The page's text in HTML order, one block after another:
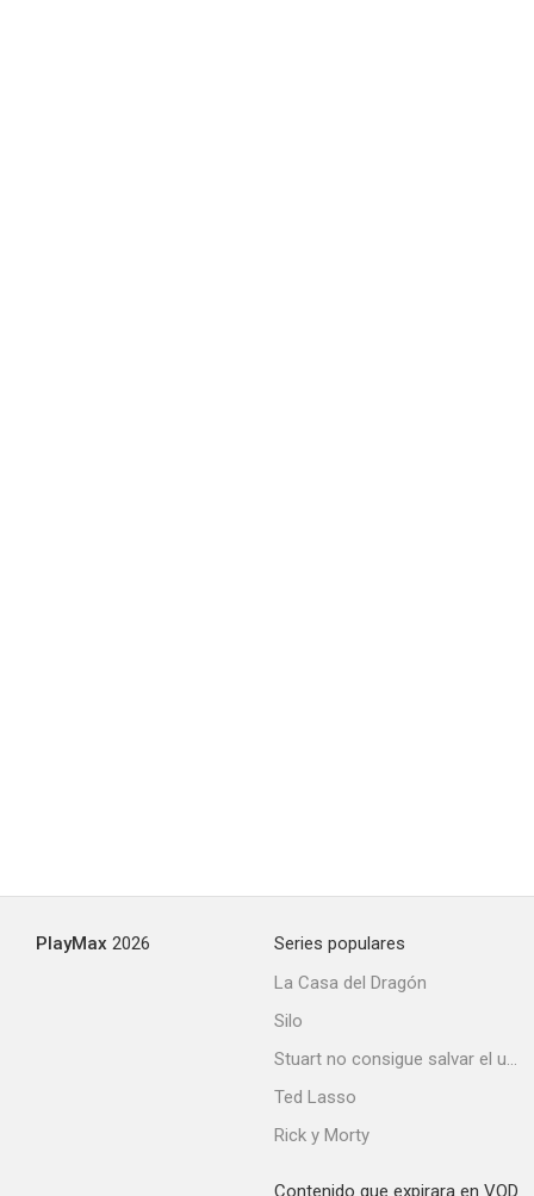
PlayMax 2026
Series populares
La Casa del Dragón
Silo
Stuart no consigue salvar el universo
Ted Lasso
Rick y Morty
Contenido que expirara en VOD